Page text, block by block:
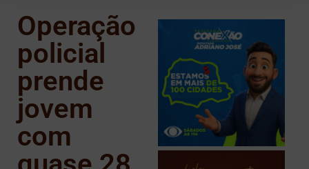
Operação
policial
prende
jovem
com